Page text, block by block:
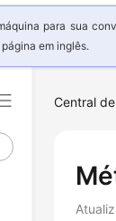
para sua
em inglês.
Central